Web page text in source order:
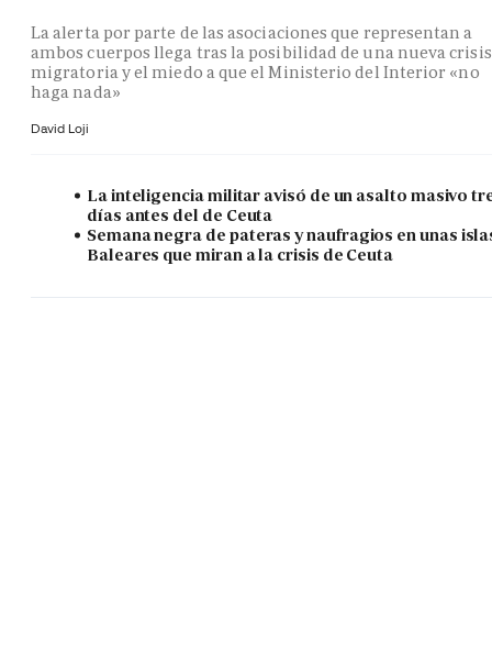
La alerta por parte de las asociaciones que representan a
ambos cuerpos llega tras la posibilidad de una nueva crisis
migratoria y el miedo a que el Ministerio del Interior «no
haga nada»
David Loji
La inteligencia militar avisó de un asalto masivo
días antes del de Ceuta
Semana negra de pateras y naufragios en unas
Baleares que miran a la crisis de Ceuta